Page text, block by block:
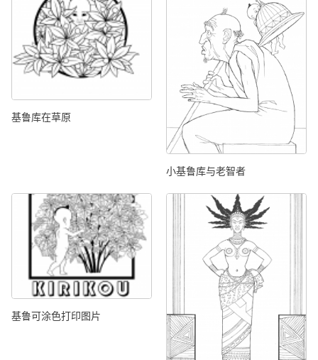
基鲁库在草原
小基鲁库与老智者
基鲁可涂色打印图片